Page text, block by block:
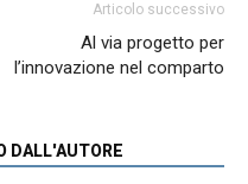
Articolo successivo
Al via progetto per
l’innovazione nel comparto
DALL'AUTORE